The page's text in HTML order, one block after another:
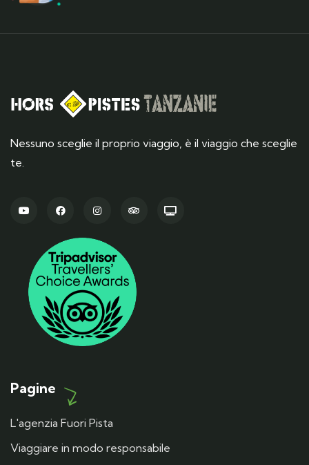
Nessuno sceglie il proprio viaggio, è il viaggio che sceglie
te.
Pagine
L'agenzia Fuori Pista
Viaggiare in modo responsabile